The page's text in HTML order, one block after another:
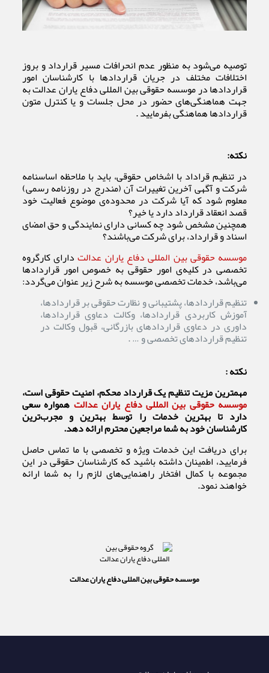
توصیه می‌شود به منظور عدم انحرافات مسیر قرارداد و بروز
اختلافات مختلف در جریان قراردادها با کارشناسان امور
قراردادها در موسسه حقوقی بین المللی دفاع یاران عدالت به
جهت هماهنگی‌های حضور در محل جلسات و یا کنترل متون
قراردادها هماهنگی بفرمایید .
نکته:
در تنظیم قراداد با اشخاص حقوقی، باید با ملاحظه اساسنامه
شرکت و آگهی آخرین تغییرات آن (مندرج در روزنامه رسمی)
معلوم شود که آیا شرکت در محدوده‌ی موضوع فعالیت خود
قصد انعقاد قرارداد دارد یا خیر؟
همچنین مشخص شود چه کسانی دارای نمایندگی و حق امضای
اسناد و قرارداد، برای شرکت می‌باشند؟
موسسه حقوقی بین المللی دفاع یاران عدالتدارای کارگروه
تخصصی در کلیه‌‌ی امور حقوقی به خصوص امور قراردادها
می‌باشد، خدمات تخصصی موسسه به شرح زیر عنوان می‌گردد:
تنظیم قراردادها، پشتیبانی و نظارت حقوقی بر قراردادها،
آموزش کاربردی قراردادها، وکالت دعاوی قراردادها،
داوری در دعاوی قراردادهای بازرگانی، قبول وکالت در
تنظیم قراردادهای تخصصی و … .
نکته :
مهمترین مزیت تنظیم یک قرارداد محکم، امنیت حقوقی است،
موسسه حقوقی بین المللی دفاع یاران عدالت همواره سعی
دارد تا بهترین خدمات را توسط بهترین و مجرب‌ترین
کارشناسان خود به شما مراجعین محترم ارائه دهد.
برای دریافت این خدمات ویژه و تخصصی با ما تماس حاصل
فرمایید، اطمینان داشته باشید که کارشناسان حقوقی در این
مجموعه با کمال افتخار راهنمایی‌های لازم را به شما ارائه
خواهند نمود.
موسسه حقوقی بین المللی دفاع یاران عدالت